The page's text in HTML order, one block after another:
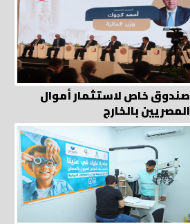
صندوق خاص لاستثمار أموال
المصريين بالخارج